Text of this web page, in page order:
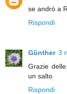
se andrò a
Rispondi
Günther 3
Grazie
un salto
Rispondi